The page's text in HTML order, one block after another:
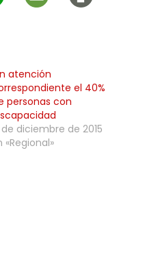
atención
el 40%
personas con
diciembre de 2015
«Regional»